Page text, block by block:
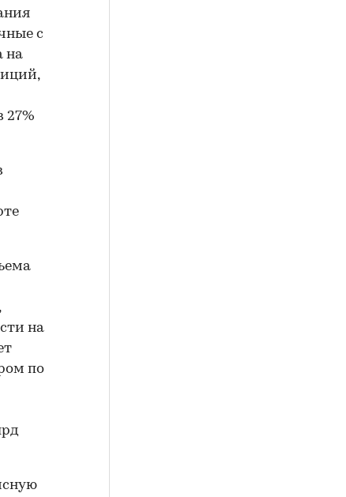
с
на
27%
на
по